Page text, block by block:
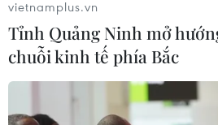
Hàn Quốc xác nhận Triều Tiên
phóng ít nhất 1 tên lửa đạn
ngắn
vietnamplus.vn
Tỉnh Quảng Ninh mở
chuỗi kinh tế phía Bắc